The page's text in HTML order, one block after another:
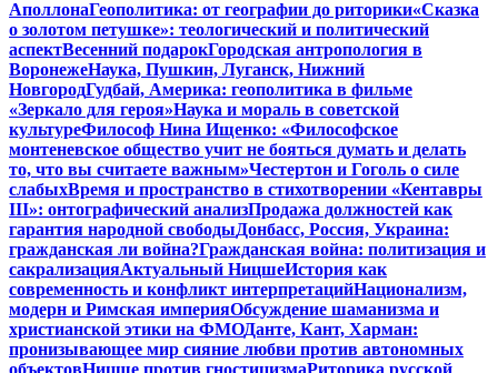
АполлонаГеополитика: от географии до риторики«Сказка
о золотом петушке»: теологический и политический
аспектВесенний подарокГородская антропология в
ВоронежеНаука, Пушкин, Луганск, Нижний
НовгородГудбай, Америка: геополитика в фильме
«Зеркало для героя»Наука и мораль в советской
культуреФилософ Нина Ищенко: «Философское
монтеневское общество учит не бояться думать и делать
то, что вы считаете важным»Честертон и Гоголь о силе
слабыхВремя и пространство в стихотворении «Кентавры
III»: онтографический анализПродажа должностей как
гарантия народной свободыДонбасс, Россия, Украина:
гражданская ли война?Гражданская война: политизация и
сакрализацияАктуальный НицшеИстория как
современность и конфликт интерпретацийНационализм,
модерн и Римская империяОбсуждение шаманизма и
христианской этики на ФМОДанте, Кант, Харман:
пронизывающее мир сияние любви против автономных